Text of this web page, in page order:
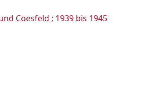
Coesfeld ; 1939 bis 1945